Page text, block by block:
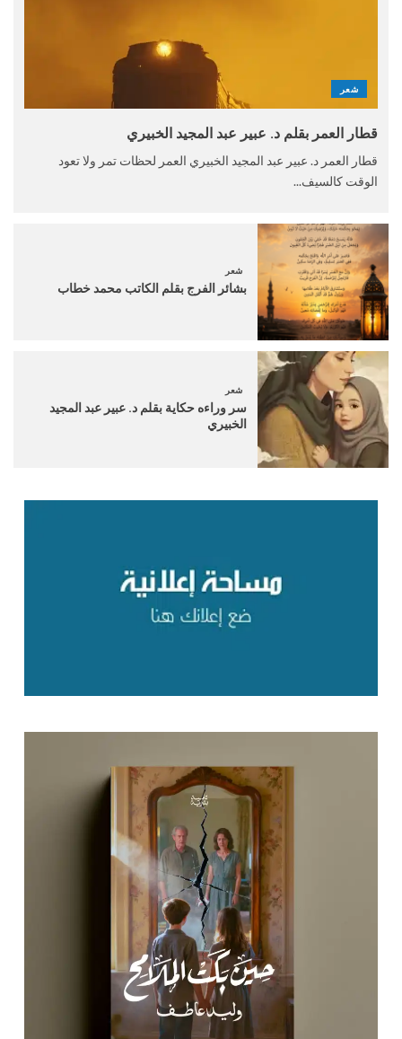
شعر
قطار العمر بقلم د. عبير عبد المجيد الخبيري
قطار العمر د. عبير عبد المجيد الخبيري العمر لحظات تمر ولا تعود
الوقت كالسيف...
شعر
بشائر الفرج بقلم الكاتب محمد خطاب
شعر
سر وراءه حكاية بقلم د. عبير عبد المجيد
الخبيري